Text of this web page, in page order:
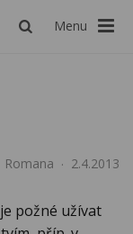
Menu
Romana 2.4.2013
požné užívat